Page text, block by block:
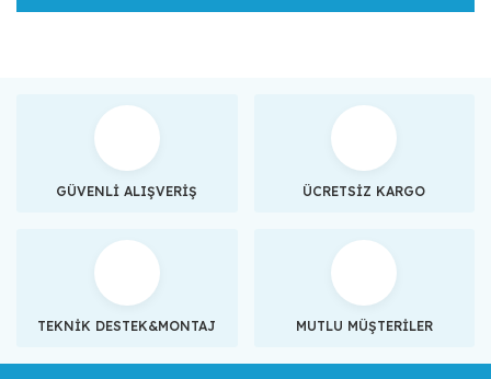
GÜVENLİ ALIŞVERİŞ ÜCRETSİZ KARGO
TEKNİK DESTEK&MONTAJ MUTLU MÜŞTERİLER